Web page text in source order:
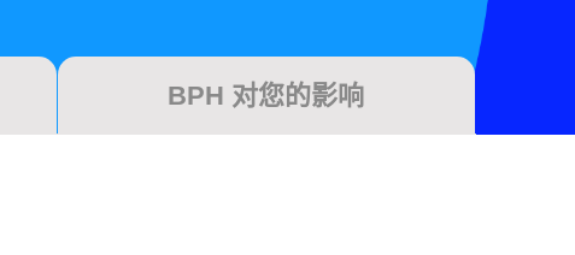
BPH 对您的影响